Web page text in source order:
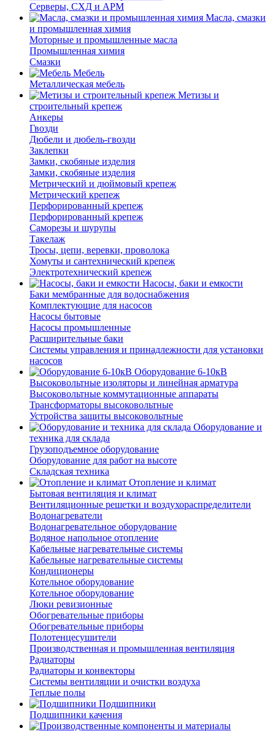
Серверы, СХД и АРМ
Масла, смазки
и промышленная химия
Моторные и промышленные масла
Промышленная химия
Смазки
Мебель
Металлическая мебель
Метизы и
строительный крепеж
Анкеры
Гвозди
Дюбели и дюбель-гвозди
Заклепки
Замки, скобяные изделия
Замки, скобяные изделия
Метрический и дюймовый крепеж
Метрический крепеж
Перфорированный крепеж
Перфорированный крепеж
Саморезы и шурупы
Такелаж
Тросы, цепи, веревки, проволока
Хомуты и сантехнический крепеж
Электротехнический крепеж
Насосы, баки и емкости
Баки мембранные для водоснабжения
Комплектующие для насосов
Насосы бытовые
Насосы промышленные
Расширительные баки
Системы управления и принадлежности для установки
насосов
Оборудование 6-10кВ
Высоковольтные изоляторы и линейная арматура
Высоковольтные коммутационные аппараты
Трансформаторы высоковольтные
Устройства защиты высоковольтные
Оборудование и
техника для склада
Грузоподъемное оборудование
Оборудование для работ на высоте
Складская техника
Отопление и климат
Бытовая вентиляция и климат
Вентиляционные решетки и воздухораспределители
Водонагреватели
Водонагревательное оборудование
Водяное напольное отопление
Кабельные нагревательные системы
Кабельные нагревательные системы
Кондиционеры
Котельное оборудование
Котельное оборудование
Люки ревизионные
Обогревательные приборы
Обогревательные приборы
Полотенцесушители
Производственная и промышленная вентиляция
Радиаторы
Радиаторы и конвекторы
Системы вентиляции и очистки воздуха
Теплые полы
Подшипники
Подшипники качения